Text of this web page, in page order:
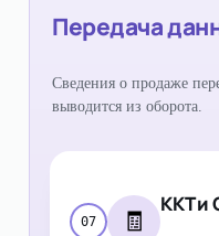
07 🧾
ККТ
Передача
Сведения о продаже
выводится из оборота.